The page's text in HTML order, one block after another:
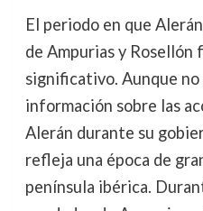
El periodo en que
de Ampurias y Rosellón
significativo. Aunque no
información sobre las
Alerán durante su
refleja una época de
península ibérica.